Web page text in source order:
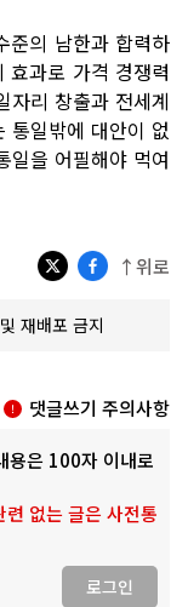
준의 남한과 합력하
효과로 가격 경쟁력
자리 창출과 전세계
통일밖에 대안이 없
일을 어필해야 먹여
↑위로
재배포 금지
댓글쓰기 주의사항
용은 100자 이내로
없는 글은 사전통
로그인